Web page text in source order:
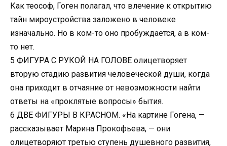
Как теософ, Гоген полагал, что влечение к открытию
тайн мироустройства заложено в человеке
изначально. Но в ком-то оно пробуждается, а в ком-
то нет.
5 ФИГУРА С РУКОЙ НА ГОЛОВЕ олицетворяет
вторую стадию развития человеческой души, когда
она приходит в отчаяние от невозможности найти
ответы на «проклятые вопросы» бытия.
6 ДВЕ ФИГУРЫ В КРАСНОМ. «На картине Гогена, —
рассказывает Марина Прокофьева, — они
олицетворяют третью ступень душевного развития,